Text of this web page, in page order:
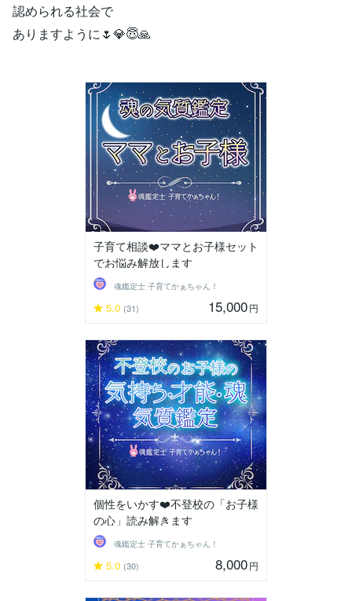
認められる社会で
ありますように🌷💎😇🙏
子育て相談❤️ママとお子様セット
でお悩み解放します
魂鑑定士 子育てかぁちゃん！
5.0 (31) 15,000円
個性をいかす❤️不登校の「お子様
の心」読み解きます
魂鑑定士 子育てかぁちゃん！
5.0 (30) 8,000円